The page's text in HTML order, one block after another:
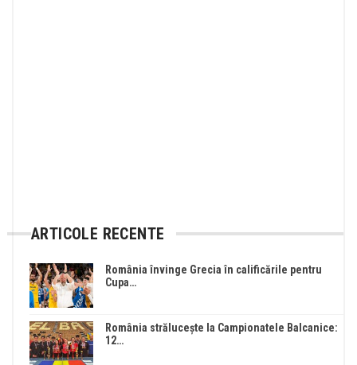
ARTICOLE RECENTE
România învinge Grecia în calificările pentru
Cupa…
România strălucește la Campionatele Balcanice:
12…